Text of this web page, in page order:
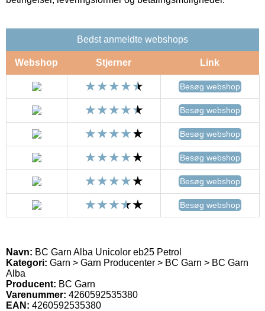
Bedst anmeldte webshops
Webshop Stjerner Link
Besøg webshop
Besøg webshop
Besøg webshop
Besøg webshop
Besøg webshop
Besøg webshop
Navn: BC Garn Alba Unicolor eb25 Petrol
Kategori: Garn > Garn Producenter > BC Garn > BC Garn
Alba
Producent: BC Garn
Varenummer: 4260592535380
EAN: 4260592535380